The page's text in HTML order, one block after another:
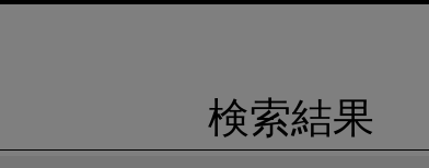
検索結果